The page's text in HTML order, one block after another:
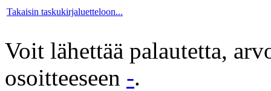
Takaisin taskukirjaluetteloon...
Voit lähettää palautetta,
osoitteeseen -.